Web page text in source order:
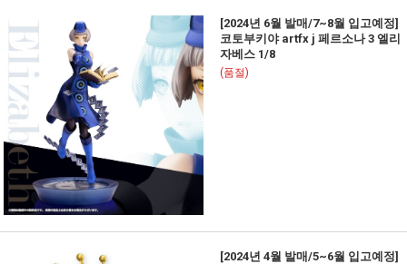
[2024년 6월 발매/7~8월 입고예정]
코토부키야 artfx j 페르소나 3 엘리
자베스 1/8
(품절)
[2024년 4월 발매/5~6월 입고예정]